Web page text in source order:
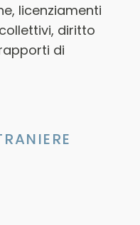
licenziamenti
diritto
di